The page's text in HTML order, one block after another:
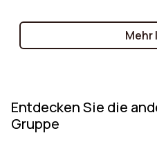
Modell oder einen
suchen – wir führen Sie
Mehr
Entdecken Sie die
Gruppe